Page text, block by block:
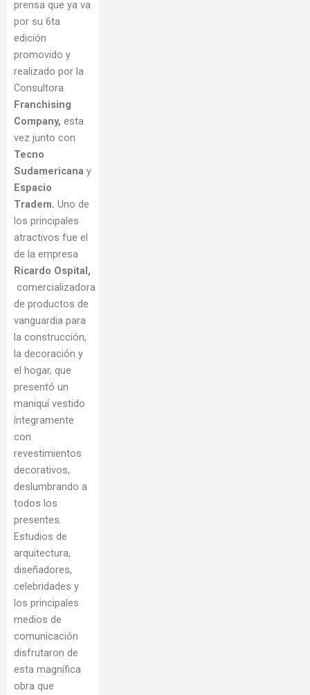
prensa que ya va
por su 6ta
edición
promovido y
realizado por la
Consultora
Franchising
Company, esta
vez junto con
Tecno
Sudamericana y
Espacio
Tradem. Uno de
los principales
atractivos fue el
de la empresa
Ricardo Ospital,
comercializadora
de productos de
vanguardia para
la construcción,
la decoración y
el hogar, que
presentó un
maniquí vestido
íntegramente
con
revestimientos
decorativos,
deslumbrando a
todos los
presentes.
Estudios de
arquitectura,
diseñadores,
celebridades y
los principales
medios de
comunicación
disfrutaron de
esta magnífica
obra que